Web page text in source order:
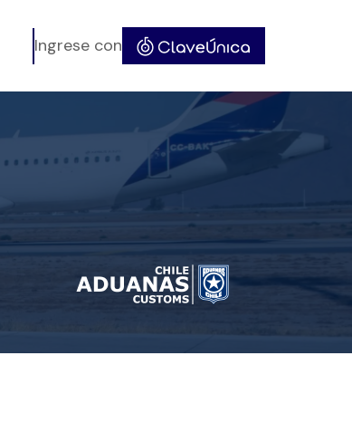
Ingrese con